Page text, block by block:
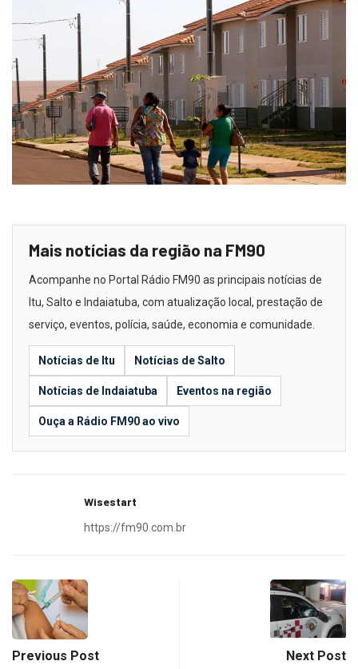
Mais notícias da região na FM90
Acompanhe no Portal Rádio FM90 as principais notícias de
Itu, Salto e Indaiatuba, com atualização local, prestação de
serviço, eventos, polícia, saúde, economia e comunidade.
Notícias de Itu Notícias de Salto
Notícias de Indaiatuba Eventos na região
Ouça a Rádio FM90 ao vivo
Wisestart
https://fm90.com.br
Previous Post Next Post